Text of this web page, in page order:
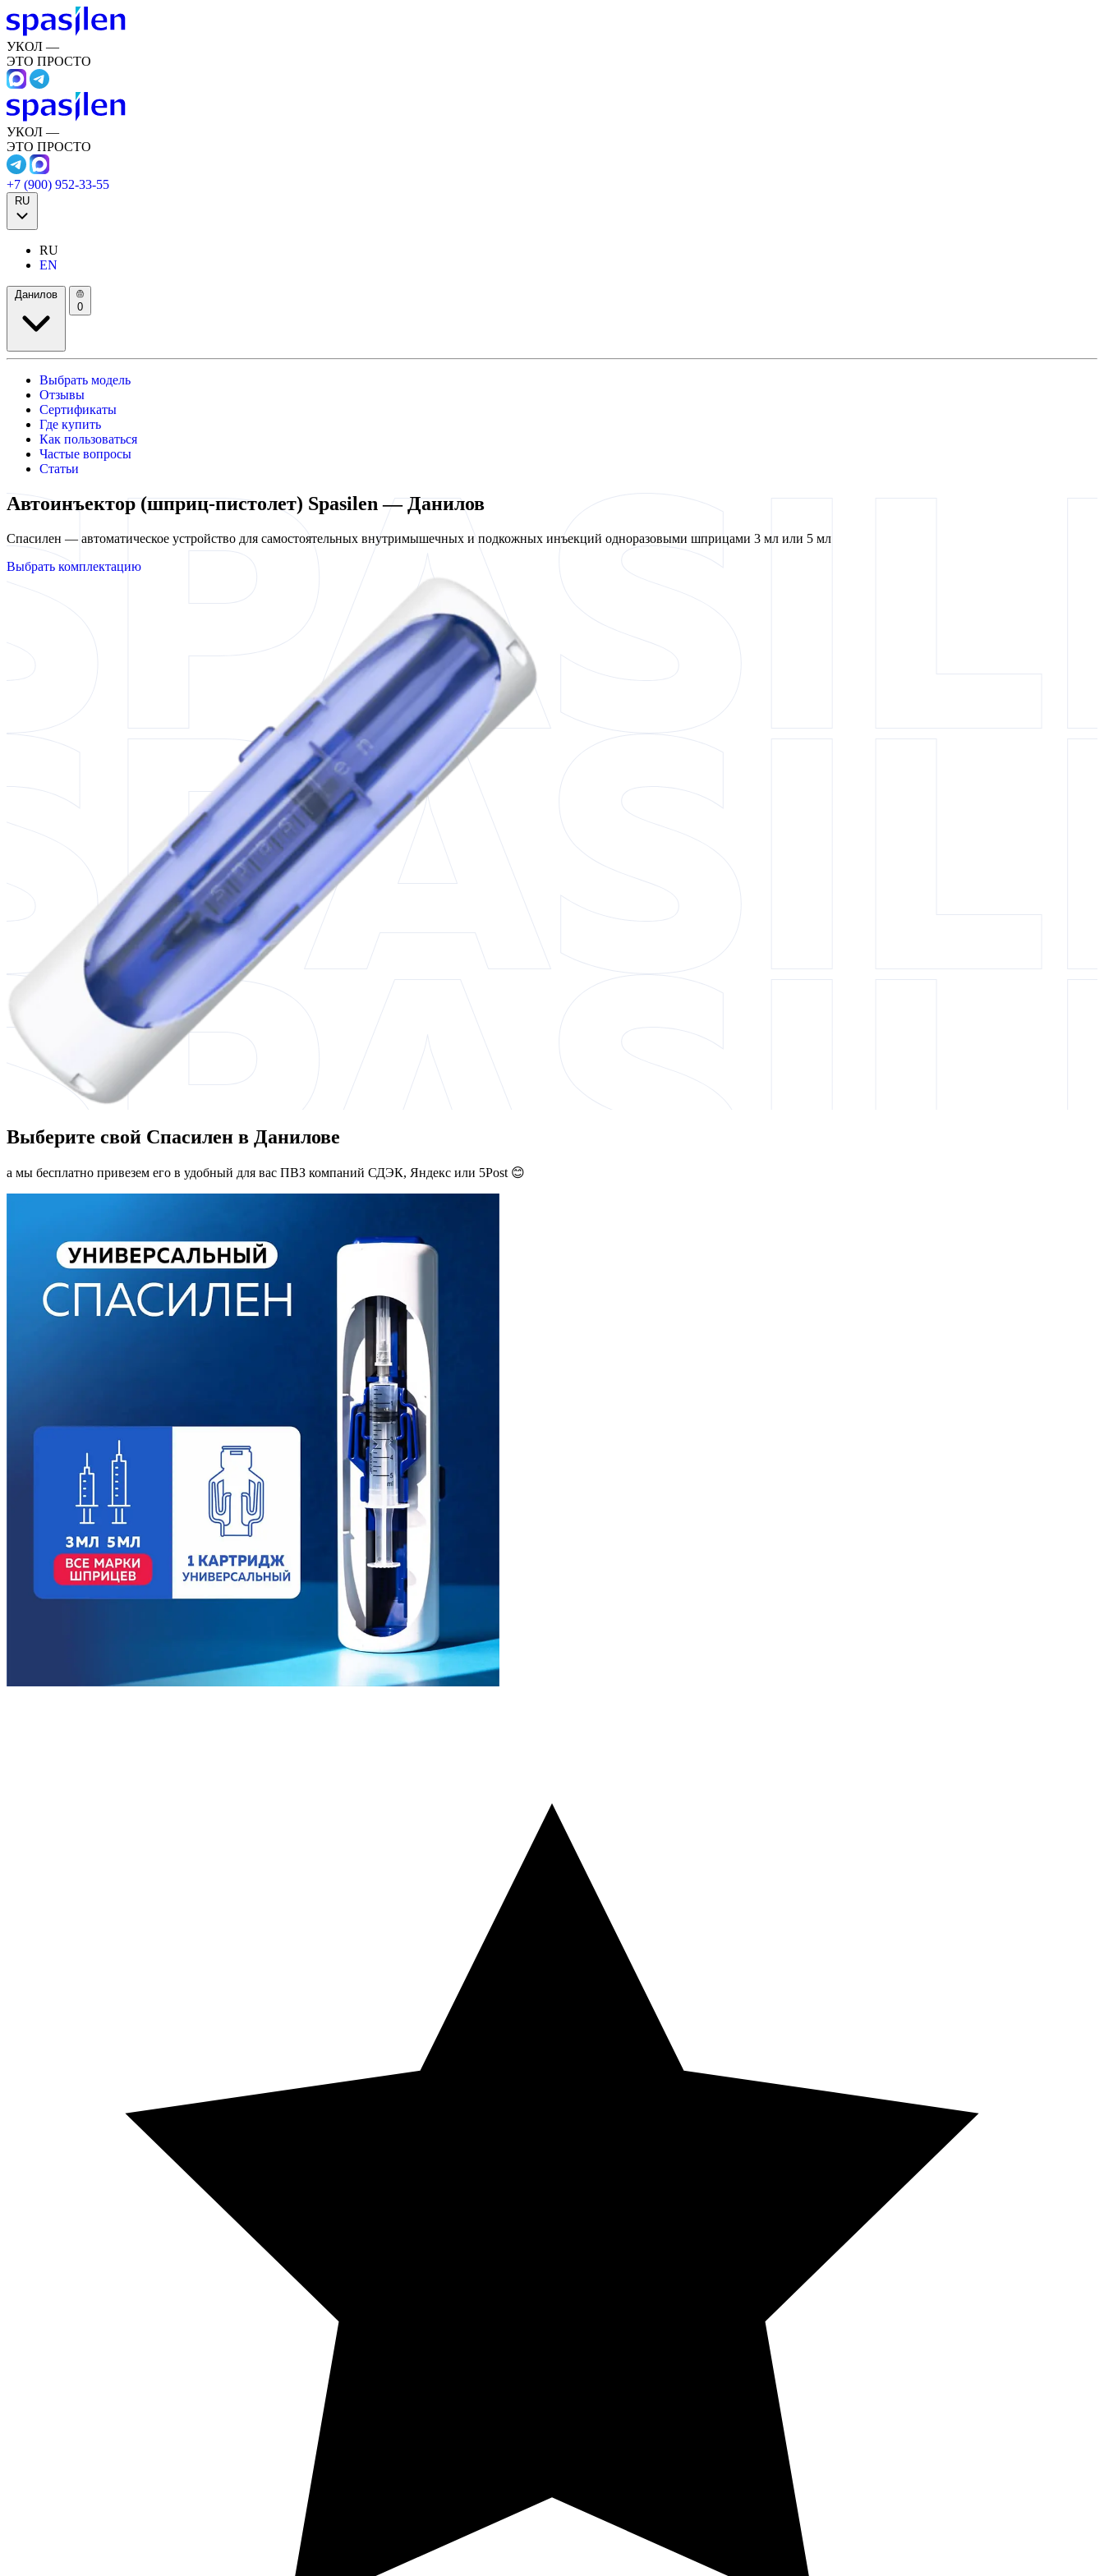
УКОЛ —
ЭТО ПРОСТО
УКОЛ —
ЭТО ПРОСТО
+7 (900) 952-33-55
RU
RU
EN
Данилов
0
Выбрать модель
Отзывы
Сертификаты
Где купить
Как пользоваться
Частые вопросы
Статьи
Автоинъектор (шприц-пистолет) Spasilen — Данилов
Спасилен — автоматическое устройство для самостоятельных внутримышечных и подкожных инъекций одноразовыми шприцами 3 мл или 5 мл
Выбрать комплектацию
Выберите свой Спасилен в Данилове
а мы бесплатно привезем его в удобный для вас ПВЗ компаний СДЭК, Яндекс или 5Post 😊